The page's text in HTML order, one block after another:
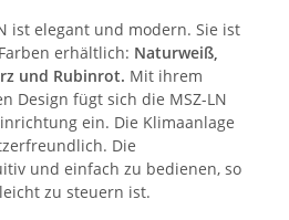
ist elegant und modern. Sie ist
erhältlich: Naturweiß,
und Rubinrot. Mit ihrem
Design fügt sich die MSZ-LN
ein. Die Klimaanlage
Die
und einfach zu bedienen, so
zu steuern ist.